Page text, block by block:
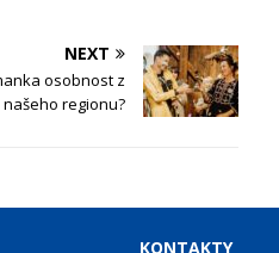
NEXT
osobnost z
našeho regionu?
KONTAKTY